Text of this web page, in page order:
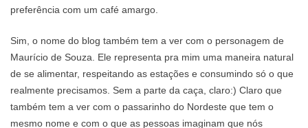
preferência com um café amargo.
Sim, o nome do blog também tem a ver com o personagem de
Maurício de Souza. Ele representa pra mim uma maneira natural
de se alimentar, respeitando as estações e consumindo só o que
realmente precisamos. Sem a parte da caça, claro:) Claro que
também tem a ver com o passarinho do Nordeste que tem o
mesmo nome e com o que as pessoas imaginam que nós